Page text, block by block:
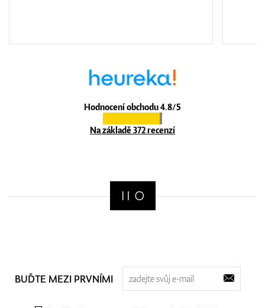
Hodnocení obchodu 4.8/5
Na základě 372 recenzí
BUĎTE MEZI PRVNÍMI